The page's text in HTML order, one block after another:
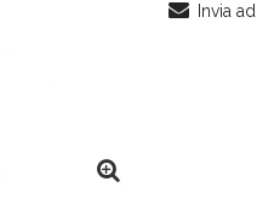
Invia